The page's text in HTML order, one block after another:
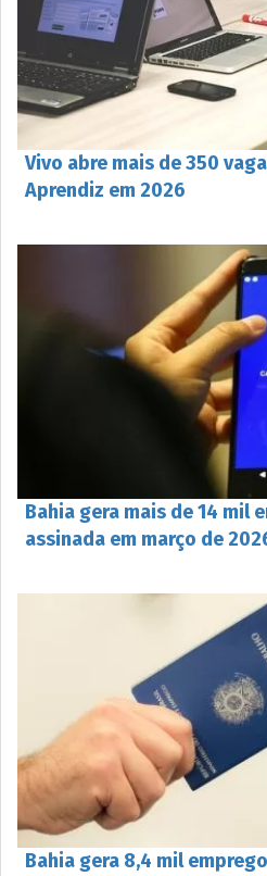
Vivo abre mais de 350
Aprendiz em 2026
Bahia gera mais de 14 mil
assinada em março de
Bahia gera 8,4 mil